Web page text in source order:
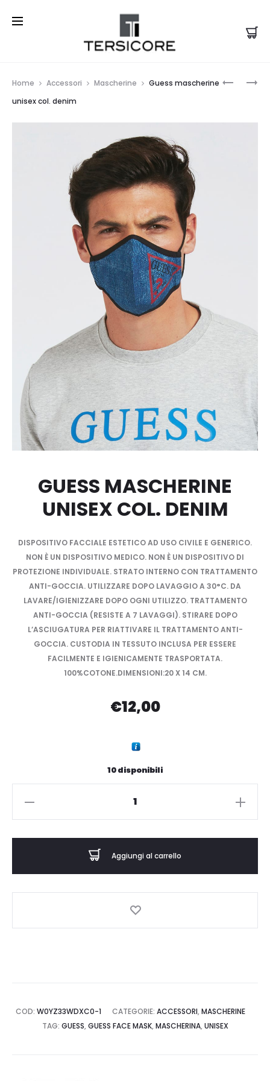
GUESS
GUESS
Home Accessori Mascherine
Guess mascherine
unisex col. denim
GUESS MASCHERINE
UNISEX COL. DENIM
DISPOSITIVO FACCIALE ESTETICO AD USO CIVILE E GENERICO.
NON È UN DISPOSITIVO MEDICO. NON È UN DISPOSITIVO DI
PROTEZIONE INDIVIDUALE. STRATO INTERNO CON TRATTAMENTO
ANTI-GOCCIA. UTILIZZARE DOPO LAVAGGIO A 30°C. DA
LAVARE/IGIENIZZARE DOPO OGNI UTILIZZO. TRATTAMENTO
ANTI-GOCCIA (RESISTE A 7 LAVAGGI). STIRARE DOPO
L’ASCIUGATURA PER RIATTIVARE IL TRATTAMENTO ANTI-
GOCCIA. CUSTODIA IN TESSUTO INCLUSA PER ESSERE
FACILMENTE E IGIENICAMENTE TRASPORTATA.
100%COTONE.DIMENSIONI:20 X 14 CM.
€12,00
10 disponibili
Aggiungi al carrello
COD: W0YZ33WDXC0-1 CATEGORIE: ACCESSORI, MASCHERINE
TAG: GUESS, GUESS FACE MASK, MASCHERINA, UNISEX